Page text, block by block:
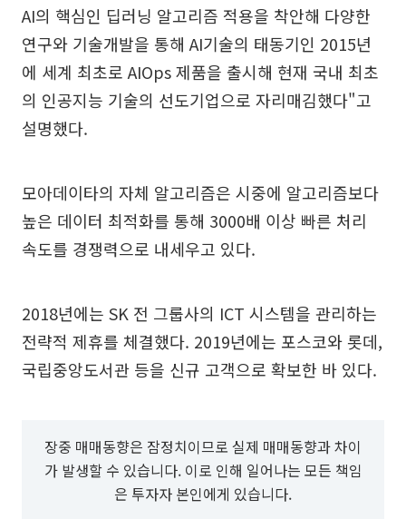
AI의 핵심인 딥러닝 알고리즘 적용을 착안해 다양한
연구와 기술개발을 통해 AI기술의 태동기인 2015년
에 세계 최초로 AIOps 제품을 출시해 현재 국내 최초
의 인공지능 기술의 선도기업으로 자리매김했다"고
설명했다.
모아데이타의 자체 알고리즘은 시중에 알고리즘보다
높은 데이터 최적화를 통해 3000배 이상 빠른 처리
속도를 경쟁력으로 내세우고 있다.
2018년에는 SK 전 그룹사의 ICT 시스템을 관리하는
전략적 제휴를 체결했다. 2019년에는 포스코와 롯데,
국립중앙도서관 등을 신규 고객으로 확보한 바 있다.
장중 매매동향은 잠정치이므로 실제 매매동향과 차이
가 발생할 수 있습니다. 이로 인해 일어나는 모든 책임
은 투자자 본인에게 있습니다.